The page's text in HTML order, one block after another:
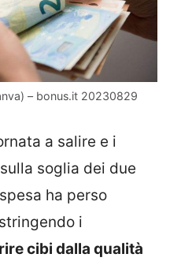
– bonus.it 20230829
a salire e i
soglia dei due
ha perso
i
cibi dalla qualità